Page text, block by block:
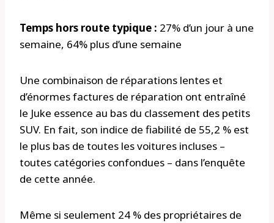
Temps hors route typique : 27% d’un jour à une
semaine, 64% plus d’une semaine
Une combinaison de réparations lentes et
d’énormes factures de réparation ont entraîné
le Juke essence au bas du classement des petits
SUV. En fait, son indice de fiabilité de 55,2 % est
le plus bas de toutes les voitures incluses –
toutes catégories confondues – dans l’enquête
de cette année.
Même si seulement 24 % des propriétaires de